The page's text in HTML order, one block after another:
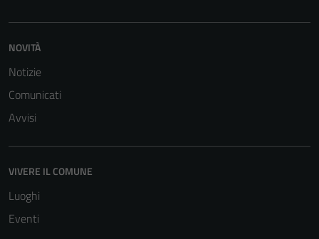
NOVITÀ
Notizie
Comunicati
Avvisi
VIVERE IL COMUNE
Luoghi
Eventi
Tecnici